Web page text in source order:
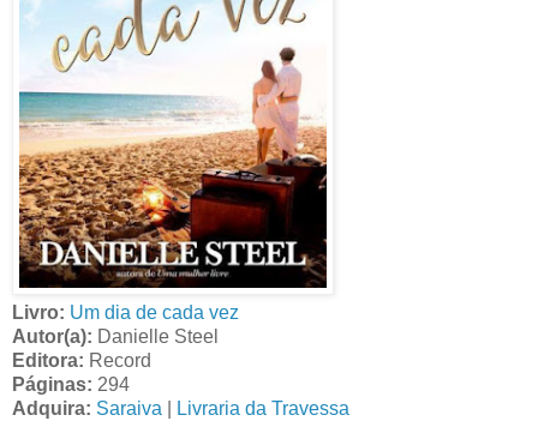
Livro: Um dia de cada vez
Autor(a): Danielle Steel
Editora: Record
Páginas: 294
Adquira: Saraiva
Livraria da Travessa